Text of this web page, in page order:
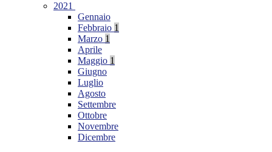
2021
Gennaio
Febbraio 1
Marzo 1
Aprile
Maggio 1
Giugno
Luglio
Agosto
Settembre
Ottobre
Novembre
Dicembre